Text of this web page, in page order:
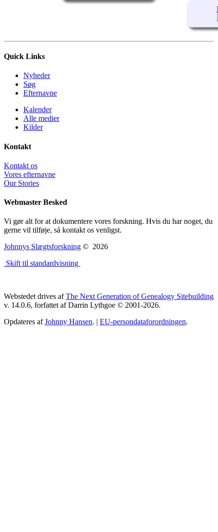
Quick Links
Nyheder
Søg
Efternavne
Kalender
Alle medier
Kilder
Kontakt
Kontakt os
Vores efternavne
Our Stories
Webmaster Besked
Vi gør alt for at dokumentere vores forskning. Hvis du har noget, du
gerne vil tilføje, så kontakt os venligst.
Johnnys Slægtsforskning © 2026
Skift til standardvisning
Webstedet drives afThe Next Generation of Genealogy Sitebuilding
v. 14.0.6, forfattet af Darrin Lythgoe © 2001-2026.
Opdateres afJohnny Hansen. | EU-persondataforordningen.